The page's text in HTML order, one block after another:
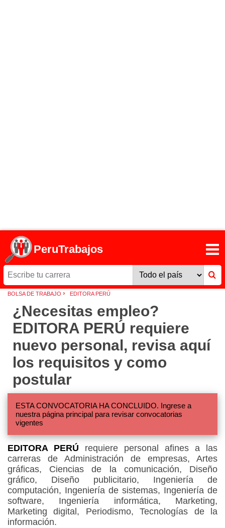
PeruTrabajos
BOLSA DE TRABAJO › EDITORA PERÚ
¿Necesitas empleo?
EDITORA PERÚ requiere
nuevo personal, revisa aquí
los requisitos y como
postular
ESTA CONVOCATORIA HA CONCLUIDO. Ingrese a
nuestra página principal para revisar convocatorias
vigentes
EDITORA PERÚ requiere personal afines a las
carreras de Administración de empresas, Artes
gráficas, Ciencias de la comunicación, Diseño
gráfico, Diseño publicitario, Ingeniería de
computación, Ingeniería de sistemas, Ingeniería de
software, Ingeniería informática, Marketing,
Marketing digital, Periodismo, Tecnologías de la
información.